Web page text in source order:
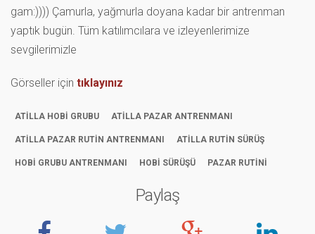
gam:)))) Çamurla, yağmurla doyana kadar bir antrenman
yaptık bugün. Tüm katılımcılara ve izleyenlerimize
sevgilerimizle
Görseller için tıklayınız
ATİLLA HOBİ GRUBU ATİLLA PAZAR ANTRENMANI
ATİLLA PAZAR RUTİN ANTRENMANI ATİLLA RUTİN SÜRÜŞ
HOBİ GRUBU ANTRENMANI HOBİ SÜRÜŞÜ PAZAR RUTİNİ
Paylaş